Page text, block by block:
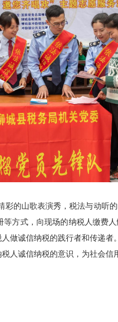
的山歌表演秀，税法与动听
方式，向现场的纳税人缴费
做诚信纳税的践行者和传递者。
人诚信纳税的意识，为社会信